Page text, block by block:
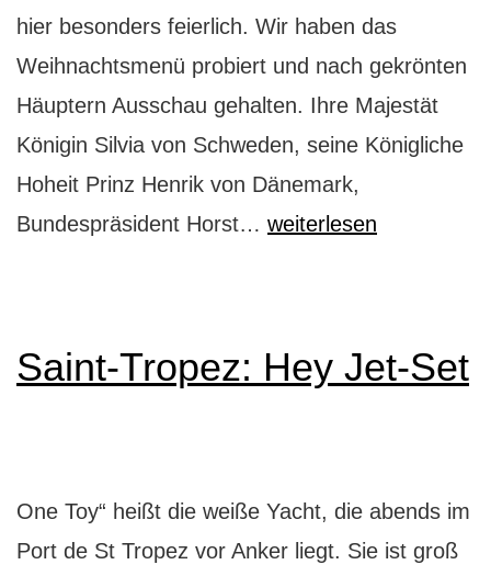
hier besonders feierlich. Wir haben das
Weihnachtsmenü probiert und nach gekrönten
Häuptern Ausschau gehalten. Ihre Majestät
Königin Silvia von Schweden, seine Königliche
Hoheit Prinz Henrik von Dänemark,
Bundespräsident Horst… So
Könige
weiterlesen
Saint-Tropez: Hey Jet-Set
One Toy“ heißt die weiße Yacht, die abends im
Port de St Tropez vor Anker liegt. Sie ist groß